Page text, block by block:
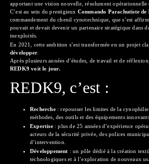
apportant une vision nouvelle, résolument opérationnelle
C’est au sein du prestigieux Commando Parachutiste de
commandement du chenil cynotechnique, que s’est
pouvait et devait devenir un partenaire stratégique dans
inexploités.
En 2021, cette ambition s’est transformée en un projet
développer
Après plusieurs années d’études, de travail et de
REDK9 voit le jour.
REDK9, c’est :
Recherche: repousser les limites de la
méthodes, des outils et des équipements
Expertise: plus de 25 années d’expérience
acteurs de la sécurité privée, des polices
d’intervention.
Développement : un pôle dédié à la création
technologiques et à l’exploration de nouveaux